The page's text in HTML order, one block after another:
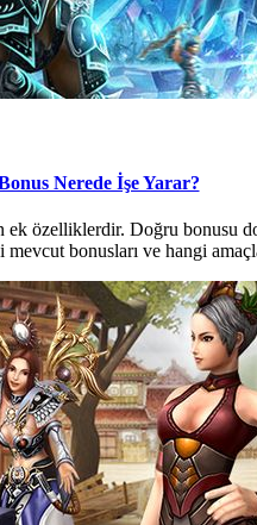
Nerede İşe Yarar?
ek özelliklerdir. Doğru
bonusları ve hangi